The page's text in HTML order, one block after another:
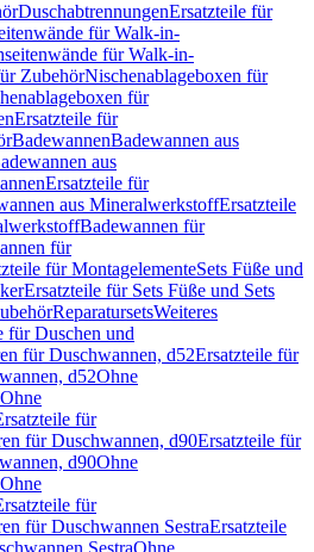
DuschabtrennungenErsatzteile für
für Walk-in-
für Walk-in-
ZubehörNischenablageboxen für
für
Ersatzteile für
BadewannenBadewannen aus
aus
Ersatzteile für
aus MineralwerkstoffErsatzteile
Badewannen für
für
für MontagelementeSets Füße und
Ersatzteile für Sets Füße und Sets
ReparatursetsWeiteres
für Duschen und
für Duschwannen, d52Ersatzteile für
d52Ohne
für
für Duschwannen, d90Ersatzteile für
d90Ohne
für
für Duschwannen SestraErsatzteile
SestraOhne